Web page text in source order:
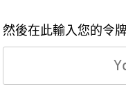
然後在此輸入您的令牌